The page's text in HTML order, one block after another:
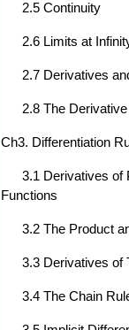
2.5 Continuity
2.6 Limits at
2.7 Derivatives
2.8 The Derivative
Ch3. Differentiation
3.1 Derivatives of
Functions
3.2 The Product
3.3 Derivatives of
3.4 The Chain